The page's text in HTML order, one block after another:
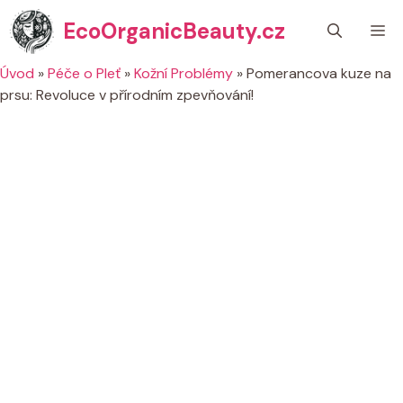
Přeskočit
na
obsah
EcoOrganicBeauty.cz
Úvod »Péče o Pleť »Kožní Problémy »Pomerancova kuze na
prsu: Revoluce v přírodním zpevňování!